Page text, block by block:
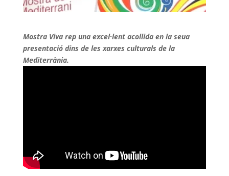
Mostra Viva rep una excel·lent acollida en la seua
presentació dins de les xarxes culturals de la
Mediterrània.